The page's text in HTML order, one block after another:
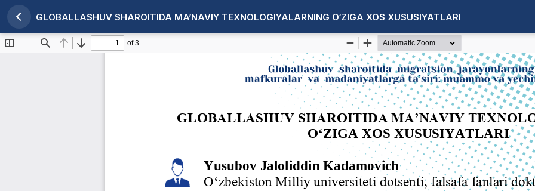
Maqola tafsilotlariga qaytish
GLOBALLASHUV SHAROITIDA MA’NAVIY TEXNOLOGIYALARNING O‘ZIGA XOS XUSUSIYATLARI